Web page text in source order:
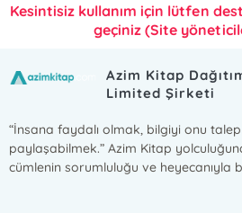
Kesintisiz kullanım için lütfen
geçiniz (Site
Azim Kitap
Limited Şirketi
“İnsana faydalı olmak, bilgiyi onu
paylaşabilmek.” Azim Kitap
cümlenin sorumluluğu ve heyecanıyla